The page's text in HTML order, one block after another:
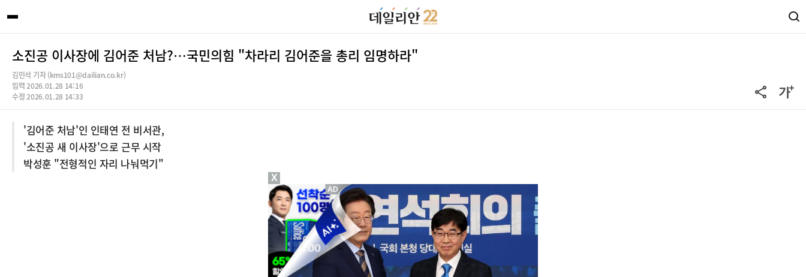
소진공 이사장에 김어준 처남?…국민의힘 "차라리 김어준을 총리 임명하라"
김민석 기자 (kms101@dailian.co.kr)
입력 2026.01.28 14:16
수정 2026.01.28 14:33
'김어준 처남'인 인태연 전 비서관,
'소진공 새 이사장'으로 근무 시작
박성훈 "전형적인 자리 나눠먹기"
X